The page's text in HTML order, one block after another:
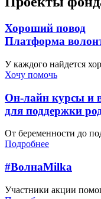
Хороший повод
Платформа
У каждого найдется
Хочу помочь
Он-лайн курсы и
для поддержки
От беременности до
Подробнее
#ВолнаMilka
Участники акции